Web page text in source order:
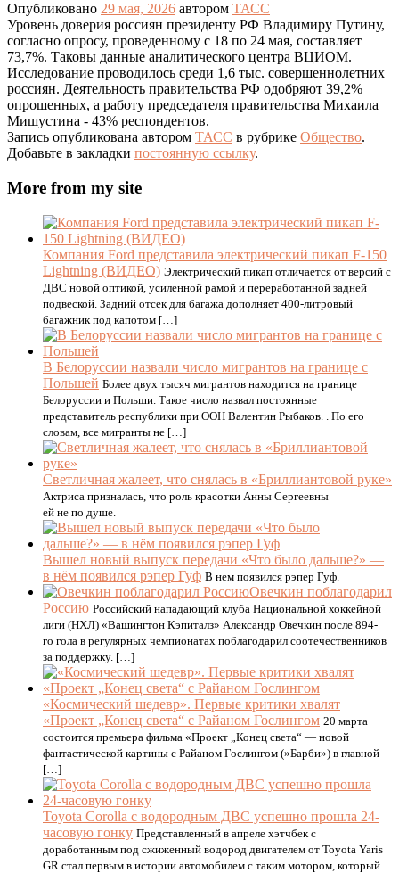
Опубликовано 29 мая, 2026 автором ТАСС
Уровень доверия россиян президенту РФ Владимиру Путину,
согласно опросу, проведенному с 18 по 24 мая, составляет
73,7%. Таковы данные аналитического центра ВЦИОМ.
Исследование проводилось среди 1,6 тыс. совершеннолетних
россиян. Деятельность правительства РФ одобряют 39,2%
опрошенных, а работу председателя правительства Михаила
Мишустина - 43% респондентов.
Запись опубликована автором ТАСС в рубрике Общество.
Добавьте в закладки постоянную ссылку.
More from my site
Компания Ford представила электрический пикап F-150
Lightning (ВИДЕО) Электрический пикап отличается от версий с
ДВС новой оптикой, усиленной рамой и переработанной задней
подвеской. Задний отсек для багажа дополняет 400-литровый
багажник под капотом […]
В Белоруссии назвали число мигрантов на границе с
Польшей Более двух тысяч мигрантов находится на границе
Белоруссии и Польши. Такое число назвал постоянные
представитель республики при ООН Валентин Рыбаков. . По его
словам, все мигранты не […]
Светличная жалеет, что снялась в «Бриллиантовой руке»
Актриса призналась, что роль красотки Анны Сергеевны
ей не по душе.
Вышел новый выпуск передачи «Что было дальше?» —
в нём появился рэпер Гуф В нем появился рэпер Гуф.
Овечкин поблагодарил
Россию Российский нападающий клуба Национальной хоккейной
лиги (НХЛ) «Вашингтон Кэпиталз» Александр Овечкин после 894-
го гола в регулярных чемпионатах поблагодарил соотечественников
за поддержку. […]
«Космический шедевр». Первые критики хвалят
«Проект „Конец света“ с Райаном Гослингом 20 марта
состоится премьера фильма «Проект „Конец света“ — новой
фантастической картины с Райаном Гослингом (»Барби») в главной
[…]
Toyota Corolla с водородным ДВС успешно прошла 24-
часовую гонку Представленный в апреле хэтчбек с
доработанным под сжиженный водород двигателем от Toyota Yaris
GR стал первым в истории автомобилем с таким мотором, который